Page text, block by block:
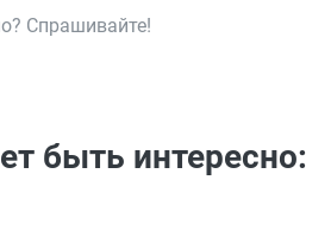
Спрашивайте!
быть интересно: